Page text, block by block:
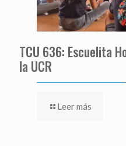
TCU 636: Escuelita
la UCR
Leer más